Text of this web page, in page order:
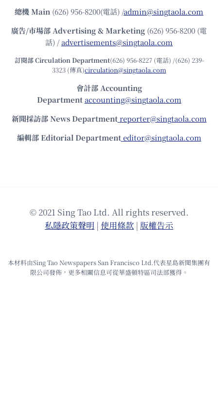
總機Main (626) 956-8200(電話) /admin@singtaola.com
廣告/市場部Advertising & Marketing (626) 956-8200 (電
話) /advertisements@singtaola.com
訂閱部 Circulation Department(626) 956-8227 (電話) /(626) 239-
3323 (傳真)circulation@singtaola.com
會計部 Accounting
Department accounting@singtaola.com
新聞採訪部 News Department reporter@singtaola.com
編輯部 Editorial Department editor@singtaola.com
© 2021 Sing Tao Ltd. All rights reserved.
私隱政策聲明 | 使⽤條款 | 版權告⽰
本材料由Sing Tao Newspapers San Francisco Ltd.代表星島新聞集團有
限公司發佈，更多相關信息可從華盛頓特區司法部獲得。